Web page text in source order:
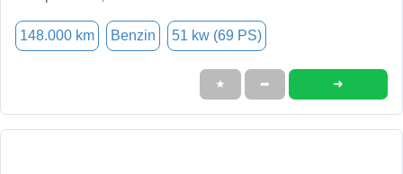
148.000 km Benzin 51 kw (69 PS)
★ ➦ ➜